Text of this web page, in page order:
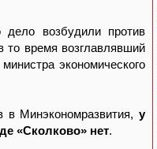
возбудили против
то время возглавлявший
экономического
Минэкономразвития, у
«Сколково» нет.